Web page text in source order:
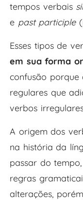
tempos verbais
e past participle
Esses tipos de
em sua forma
confusão
regulares que
verbos
A origem dos
na história da
passar do
regras
alterações,